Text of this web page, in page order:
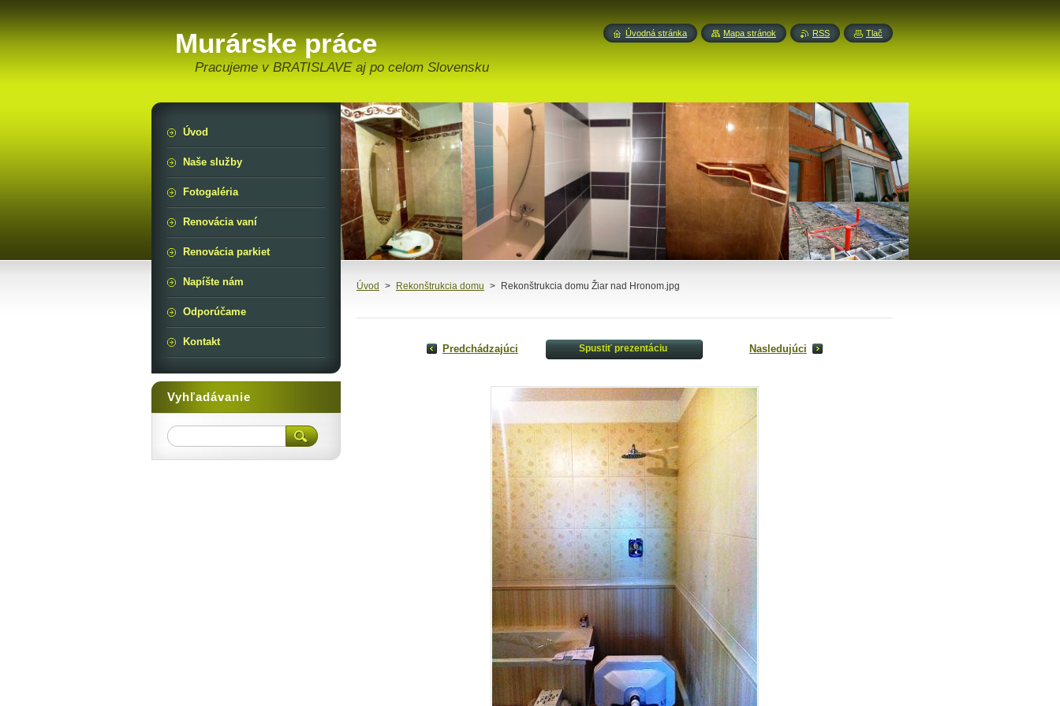
Murárske práce
Pracujeme v BRATISLAVE aj po celom Slovensku
Úvod > Rekonštrukcia domu > Rekonštrukcia domu Žiar nad Hronom.jpg
Predchádzajúci Spustiť prezentáciu Nasledujúci
Úvod
Naše služby
Fotogaléria
Renovácia vaní
Renovácia parkiet
Napíšte nám
Odporúčame
Kontakt
Vyhľadávanie
Úvodná stránka Mapa stránok RSS Tlač